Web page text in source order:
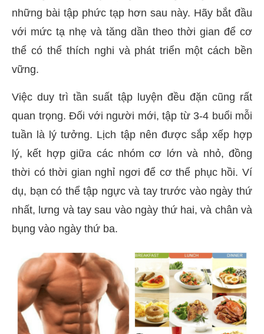
những bài tập phức tạp hơn sau này. Hãy bắt đầu
với mức tạ nhẹ và tăng dần theo thời gian để cơ
thể có thể thích nghi và phát triển một cách bền
vững.
Việc duy trì tần suất tập luyện đều đặn cũng rất
quan trọng. Đối với người mới, tập từ 3-4 buổi mỗi
tuần là lý tưởng. Lịch tập nên được sắp xếp hợp
lý, kết hợp giữa các nhóm cơ lớn và nhỏ, đồng
thời có thời gian nghỉ ngơi để cơ thể phục hồi. Ví
dụ, bạn có thể tập ngực và tay trước vào ngày thứ
nhất, lưng và tay sau vào ngày thứ hai, và chân và
bụng vào ngày thứ ba.